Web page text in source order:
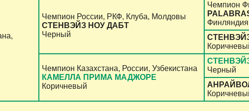
Чемпион России, РКФ, Клуба, Молдовы
СТЕНВЭЙЗ НОУ ДАБТ
Черный
Чемпион
Финляндия
Чемпион Казахстана, России, Узбекистана
КАМЕЛЛА ПРИМА МАДЖОРЕ
Коричневый
Черный